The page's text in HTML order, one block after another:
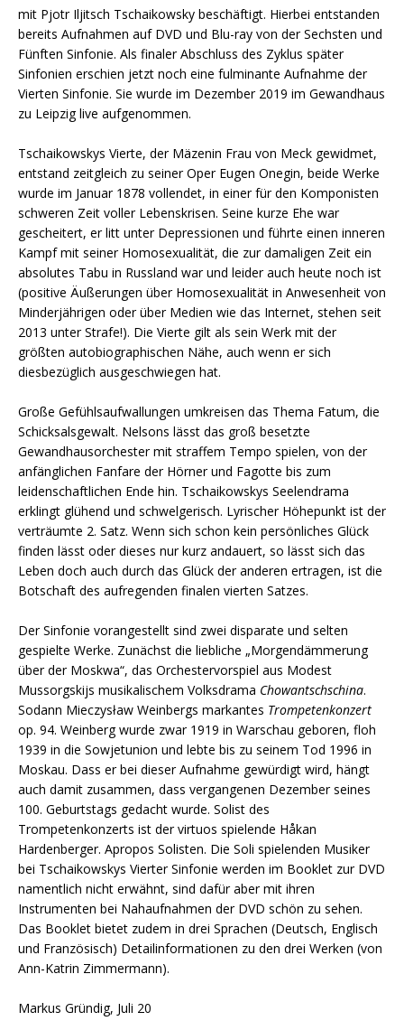
mit Pjotr Iljitsch Tschaikowsky beschäftigt. Hierbei entstanden
bereits Aufnahmen auf DVD und Blu-ray von der Sechsten und
Fünften Sinfonie. Als finaler Abschluss des Zyklus später
Sinfonien erschien jetzt noch eine fulminante Aufnahme der
Vierten Sinfonie. Sie wurde im Dezember 2019 im Gewandhaus
zu Leipzig live aufgenommen.
Tschaikowskys Vierte, der Mäzenin Frau von Meck gewidmet,
entstand zeitgleich zu seiner Oper Eugen Onegin, beide Werke
wurde im Januar 1878 vollendet, in einer für den Komponisten
schweren Zeit voller Lebenskrisen. Seine kurze Ehe war
gescheitert, er litt unter Depressionen und führte einen inneren
Kampf mit seiner Homosexualität, die zur damaligen Zeit ein
absolutes Tabu in Russland war und leider auch heute noch ist
(positive Äußerungen über Homosexualität in Anwesenheit von
Minderjährigen oder über Medien wie das Internet, stehen seit
2013 unter Strafe!). Die Vierte gilt als sein Werk mit der
größten autobiographischen Nähe, auch wenn er sich
diesbezüglich ausgeschwiegen hat.
Große Gefühlsaufwallungen umkreisen das Thema Fatum, die
Schicksalsgewalt. Nelsons lässt das groß besetzte
Gewandhausorchester mit straffem Tempo spielen, von der
anfänglichen Fanfare der Hörner und Fagotte bis zum
leidenschaftlichen Ende hin. Tschaikowskys Seelendrama
erklingt glühend und schwelgerisch. Lyrischer Höhepunkt ist der
verträumte 2. Satz. Wenn sich schon kein persönliches Glück
finden lässt oder dieses nur kurz andauert, so lässt sich das
Leben doch auch durch das Glück der anderen ertragen, ist die
Botschaft des aufregenden finalen vierten Satzes.
Der Sinfonie vorangestellt sind zwei disparate und selten
gespielte Werke. Zunächst die liebliche „Morgendämmerung
über der Moskwa“, das Orchestervorspiel aus Modest
Mussorgskijs musikalischem Volksdrama Chowantschschina.
Sodann Mieczysław Weinbergs markantes Trompetenkonzert
op. 94. Weinberg wurde zwar 1919 in Warschau geboren, floh
1939 in die Sowjetunion und lebte bis zu seinem Tod 1996 in
Moskau. Dass er bei dieser Aufnahme gewürdigt wird, hängt
auch damit zusammen, dass vergangenen Dezember seines
100. Geburtstags gedacht wurde. Solist des
Trompetenkonzerts ist der virtuos spielende Håkan
Hardenberger. Apropos Solisten. Die Soli spielenden Musiker
bei Tschaikowskys Vierter Sinfonie werden im Booklet zur DVD
namentlich nicht erwähnt, sind dafür aber mit ihren
Instrumenten bei Nahaufnahmen der DVD schön zu sehen.
Das Booklet bietet zudem in drei Sprachen (Deutsch, Englisch
und Französisch) Detailinformationen zu den drei Werken (von
Ann-Katrin Zimmermann).
Markus Gründig, Juli 20